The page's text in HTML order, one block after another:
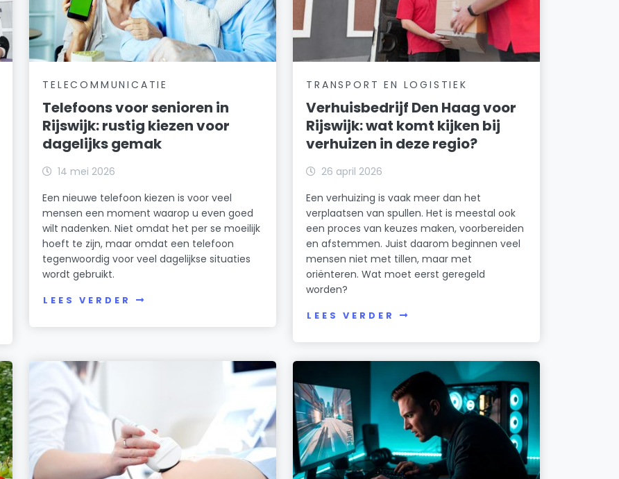
TELECOMMUNICATIE
Telefoons voor senioren in
Rijswijk: rustig kiezen voor
dagelijks gemak
14 mei 2026
Een nieuwe telefoon kiezen is voor veel
mensen een moment waarop u even goed
wilt nadenken. Niet omdat het per se moeilijk
hoeft te zijn, maar omdat een telefoon
tegenwoordig voor veel dagelijkse situaties
wordt gebruikt.
LEES VERDER
TRANSPORT EN LOGISTIEK
Verhuisbedrijf Den Haag voor
Rijswijk: wat komt kijken bij
verhuizen in deze regio?
26 april 2026
Een verhuizing is vaak meer dan het
verplaatsen van spullen. Het is meestal ook
een proces van keuzes maken, voorbereiden
en afstemmen. Juist daarom beginnen veel
mensen niet met tillen, maar met
oriënteren. Wat moet eerst geregeld
worden?
LEES VERDER